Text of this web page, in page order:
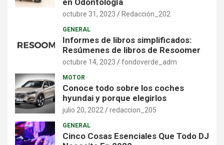
en Odontología
octubre 31, 2023 Redacción_202
GENERAL
Informes de libros simplificados:
Resúmenes de libros de Resoomer
octubre 14, 2023 fondoverde_adm
MOTOR
Conoce todo sobre los coches
hyundai y porque elegirlos
julio 20, 2022 redaccion_205
GENERAL
Cinco Cosas Esenciales Que Todo DJ